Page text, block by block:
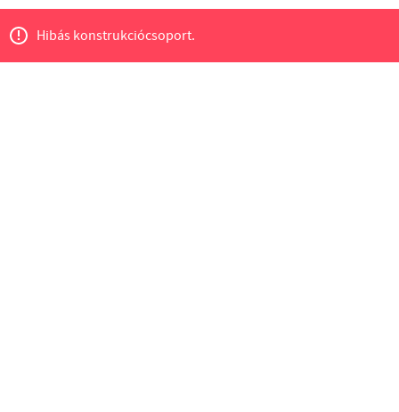
Hibás konstrukciócsoport.